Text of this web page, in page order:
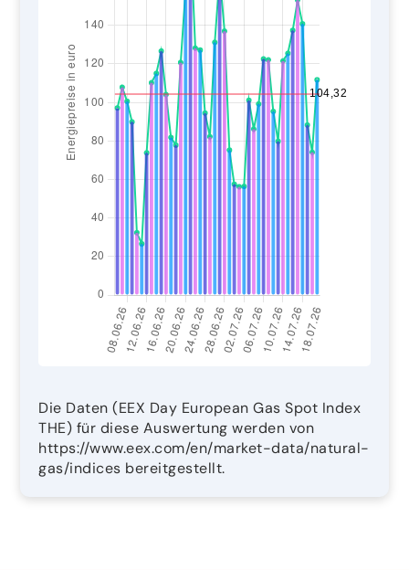
Die Daten (EEX Day European Gas Spot Index
THE) für diese Auswertung werden von
https://www.eex.com/en/market-data/natural-
gas/indices bereitgestellt.